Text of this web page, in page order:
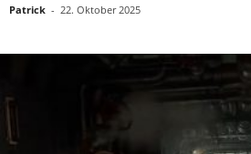
Patrick - 22. Oktober 2025